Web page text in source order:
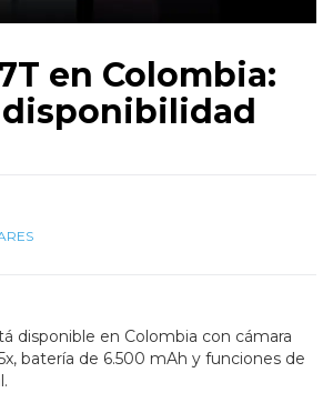
en Colombia:
disponible en Colombia con cámara
batería de 6.500 mAh y funciones de